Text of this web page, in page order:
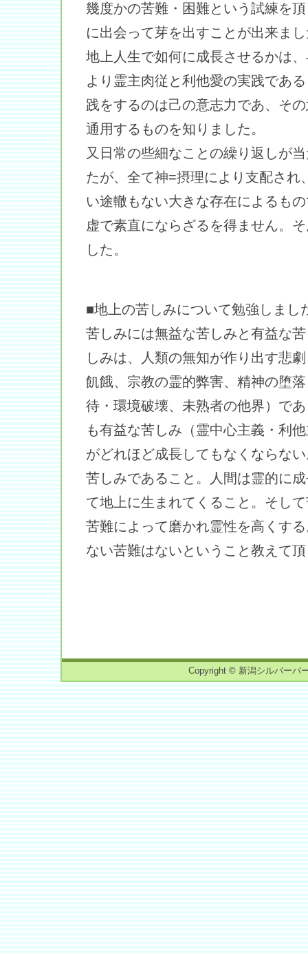
幾度かの苦難・困難という試練を
に出会って芽を出すことが出来ま
地上人生で如何に成長させるかは
より霊主肉従と利他愛の実践であ
践をするのは己の意志力であ、そ
通用するものを知りました。
又日常の些細なことの繰り返しが
たが、全て神=摂理により支配され
い途轍もない大きな存在によるも
虚で素直にならざるを得ません。
した。
■地上の苦しみについて勉強しまし
苦しみには無益な苦しみと有益な
しみは、人類の無知が作り出す悲
飢餓、宗教の霊的弊害、精神の堕
待・環境破壊、未熟者の他界）で
も有益な苦しみ（霊中心主義・利
がどれほど成長してもなくならな
苦しみであること。人間は霊的に
て地上に生まれてくること。そし
苦難によって磨かれ霊性を高くす
ない苦難はないということ教えて
Copyright © 新潟シルバーバ